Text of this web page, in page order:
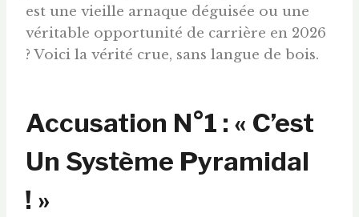
est une vieille arnaque déguisée ou une
véritable opportunité de carrière en 2026
? Voici la vérité crue, sans langue de bois.
Accusation N°1 : « C’est
Un Système Pyramidal
! »